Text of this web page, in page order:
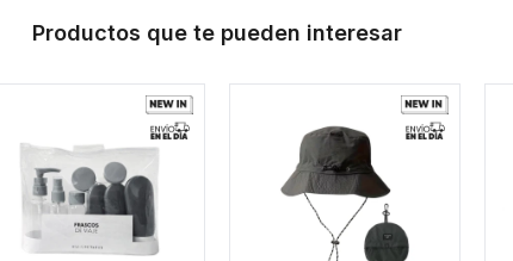
Productos que te pueden interesar